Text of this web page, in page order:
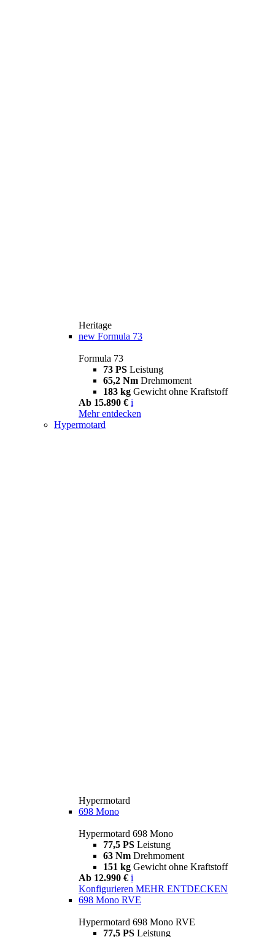
Heritage
new Formula 73
Formula 73
73 PS Leistung
65,2 Nm Drehmoment
183 kg Gewicht ohne Kraftstoff
Ab 15.890 € i
Mehr entdecken
Hypermotard
Hypermotard
698 Mono
Hypermotard 698 Mono
77,5 PS Leistung
63 Nm Drehmoment
151 kg Gewicht ohne Kraftstoff
Ab 12.990 € i
Konfigurieren MEHR ENTDECKEN
698 Mono RVE
Hypermotard 698 Mono RVE
77,5 PS Leistung